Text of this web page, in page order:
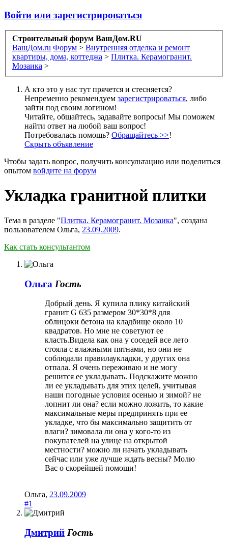
Войти или зарегистрироваться
Строительный форум ВашДом.RU
ВашДом.ru Форум > Внутренняя отделка и ремонт
квартиры, дома, коттеджа > Плитка. Керамогранит.
Мозаика >
А кто это у нас тут прячется и стесняется?
Непременно рекомендуем зарегистрироваться, либо
зайти под своим логином!
Читайте, общайтесь, задавайте вопросы! Мы поможем
найти ответ на любой ваш вопрос!
Потребовалась помощь? Обращайтесь >>!
Скрыть объявление
Чтобы задать вопрос, получить консультацию или поделиться
опытом войдите на форум
Укладка гранитной плитки
Тема в разделе "Плитка. Керамогранит. Мозаика", создана
пользователем Ольга, 23.09.2009.
Как стать консультантом
Ольга Гость
Добрый день. Я купила плику китайский
гранит G 635 размером 30*30*8 для
облицоки бетона на кладбище около 10
квадратов. Но мне не советуют ее
класть.Видела как она у соседей все лето
стояла с влажными пятнами, но они не
соблюдали правилаукладки, у других она
отпала. Я очень переживаю и не могу
решится ее укладывать. Подскажите можно
ли ее укладывать для этих целей, учитывая
наши погодные условия осенью и зимой? не
лопнит ли она? если можно ложить, то какие
максимальные меры предпринять при ее
укладке, что бы максимально защитить от
влаги? зимовала ли она у кого-то из
покупателей на улице на открытой
местности? можно ли начать укладывать
сейчас или уже лучше ждать весны? Молю
Вас о скорейшей помощи!
Ольга, 23.09.2009
#1
Дмитрий Гость